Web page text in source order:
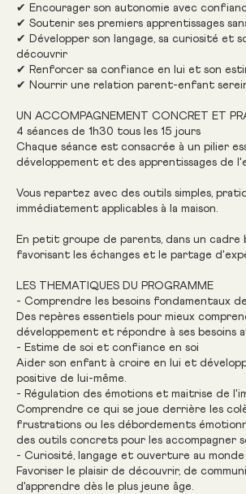
✔ Encourager son autonomie avec
✔ Soutenir ses premiers apprentissages
✔ Développer son langage, sa curiosité et
découvrir
✔ Renforcer sa confiance en lui et son
✔ Nourrir une relation parent-enfant
UN ACCOMPAGNEMENT CONCRET ET
4 séances de 1h30 tous les 15 jours
Chaque séance est consacrée à un pilier
développement et des apprentissages de
Vous repartez avec des outils simples,
immédiatement applicables à la maison.
En petit groupe de parents, dans un cadre
favorisant les échanges et le partage
LES THEMATIQUES DU PROGRAMME
- Comprendre les besoins fondamentaux
Des repères essentiels pour mieux
développement et répondre à ses besoins
- Estime de soi et confiance en soi
Aider son enfant à croire en lui et
positive de lui-même.
- Régulation des émotions et maitrise de
Comprendre ce qui se joue derrière les
frustrations ou les débordements
des outils concrets pour les accompagner
- Curiosité, langage et ouverture au monde
Favoriser le plaisir de découvrir, de
d'apprendre dès le plus jeune âge.